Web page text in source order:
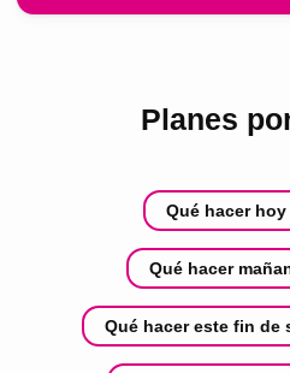
Planes
Qué hacer
Qué hacer
Qué hacer este fin de